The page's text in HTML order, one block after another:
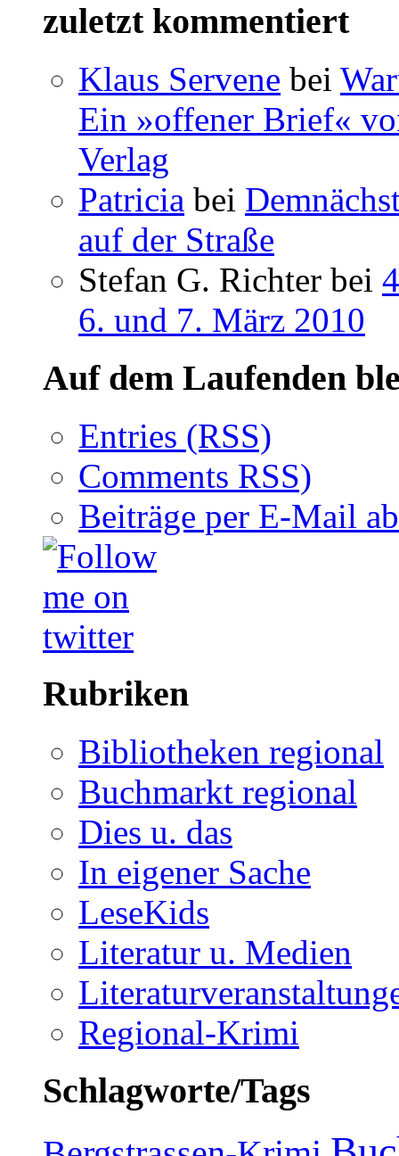
zuletzt kommentiert
Klaus Servene bei
Ein »offener Brief«
Verlag
Patricia bei
auf der Straße
Stefan G. Richter bei
6. und 7. März 2010
Auf dem Laufenden
Entries (RSS)
Comments RSS)
Beiträge per E-Mail
Rubriken
Bibliotheken regional
Buchmarkt regional
Dies u. das
In eigener Sache
LeseKids
Literatur u. Medien
Regional-Krimi
Schlagworte/Tags